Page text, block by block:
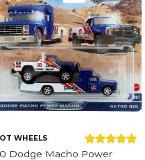
WHEELS
Dodge Macho Power